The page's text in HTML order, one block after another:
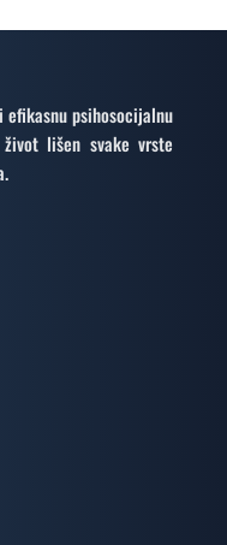
efikasnu psihosocijalnu
lišen svake vrste